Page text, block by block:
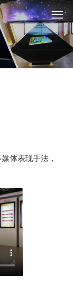
体表现手法，